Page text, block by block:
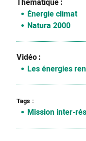
Thématique
Énergie climat
Natura 2000
Vidéo
Les énergies
Tags
Mission inter-